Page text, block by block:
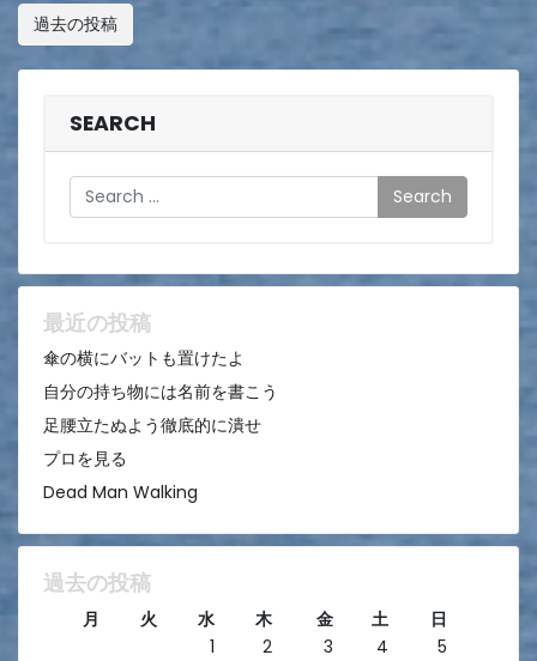
投
稿
ビ
シ
ョ
ン
過去の投稿
SEARCH
Search
最近の投稿
傘の横にバットも置けたよ
自分の持ち物には名前を書こう
足腰立たぬよう徹底的に潰せ
プロを見る
Dead Man Walking
過去の投稿
月 火 水 木 金 土
日
1
2 3 4
5